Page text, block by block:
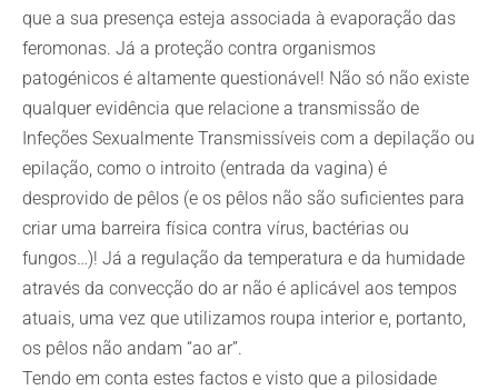
que a sua presença esteja associada à evaporação das
feromonas. Já a proteção contra organismos
patogénicos é altamente questionável! Não só não existe
qualquer evidência que relacione a transmissão de
Infeções Sexualmente Transmissíveis com a depilação ou
epilação, como o introito (entrada da vagina) é
desprovido de pêlos (e os pêlos não são suficientes para
criar uma barreira física contra vírus, bactérias ou
fungos…)! Já a regulação da temperatura e da humidade
através da convecção do ar não é aplicável aos tempos
atuais, uma vez que utilizamos roupa interior e, portanto,
os pêlos não andam “ao ar”.
Tendo em conta estes factos e visto que a pilosidade